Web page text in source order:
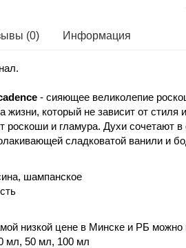
(0) Информация
- сияющее великолепие
жизни, который не зависит от
роскоши и гламура. Духи
сладковатой ванили и
шампанское
низкой цене в Минске и РБ
мл, 50 мл, 100 мл